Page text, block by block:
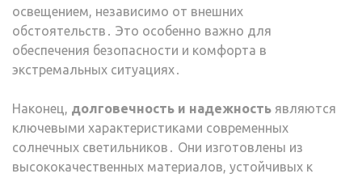
освещением, независимо от внешних
обстоятельств․ Это особенно важно для
обеспечения безопасности и комфорта в
экстремальных ситуациях․
Наконец, долговечность и надежность являются
ключевыми характеристиками современных
солнечных светильников․ Они изготовлены из
высококачественных материалов, устойчивых к